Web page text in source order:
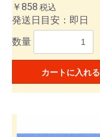
￥858 税込
発送日目安：即日
数量
カートに入れる